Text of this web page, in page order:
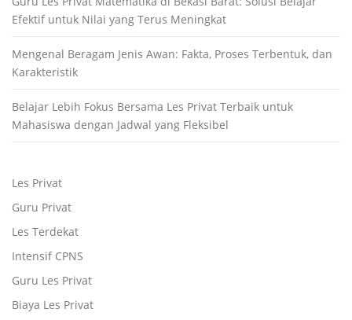
Efektif untuk Nilai yang Terus Meningkat
Mengenal Beragam Jenis Awan: Fakta, Proses Terbentuk, dan
Karakteristik
Belajar Lebih Fokus Bersama Les Privat Terbaik untuk
Mahasiswa dengan Jadwal yang Fleksibel
Les Privat
Guru Privat
Les Terdekat
Intensif CPNS
Guru Les Privat
Biaya Les Privat